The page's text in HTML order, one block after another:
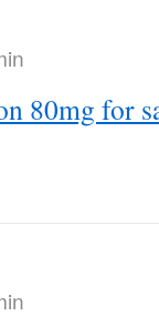
80mg for